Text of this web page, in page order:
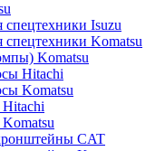
Isuzu
Komatsu
Komatsu
Hitachi
Komatsu
CAT